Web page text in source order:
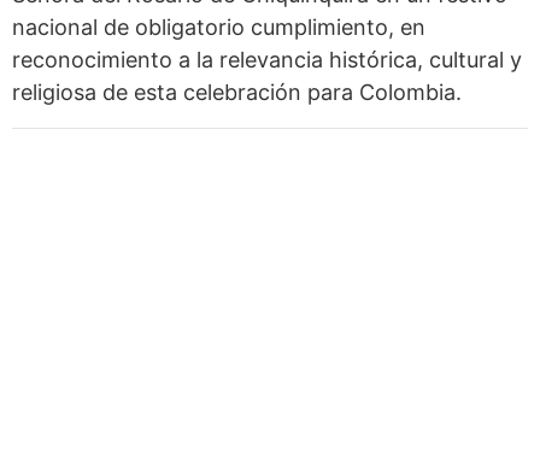
nacional de obligatorio cumplimiento, en
reconocimiento a la relevancia histórica, cultural y
religiosa de esta celebración para Colombia.